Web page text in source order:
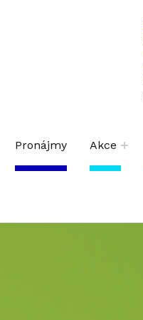
Pronájmy Akce